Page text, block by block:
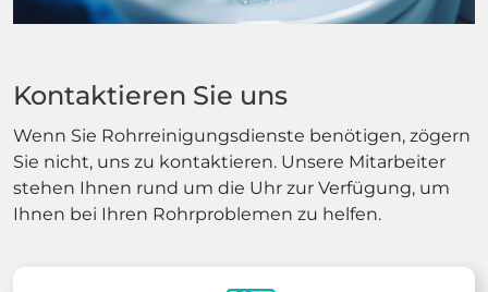
Kontaktieren Sie uns
Wenn Sie Rohrreinigungsdienste benötigen, zögern
Sie nicht, uns zu kontaktieren. Unsere Mitarbeiter
stehen Ihnen rund um die Uhr zur Verfügung, um
Ihnen bei Ihren Rohrproblemen zu helfen.